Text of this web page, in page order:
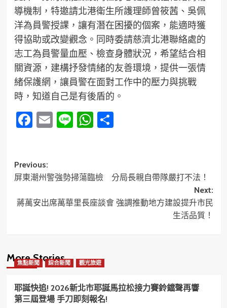
導機制，特邀請北港衛生所護理師曾筱茜、吳佩
洋為員警授課，讓有潛在困擾的個案，能適時獲
得協助或改變觀念。同時委請慈濟北港聯絡處的
志工為員警量血壓、檢查身體狀況，希望結合相
關資源，建構抒發情緒的友善環境，提供一張情
緒保護網，讓員警在面對工作中的壓力與挑戰
時，知道自己是有後盾的。
Facebook
Email
LineWhatsApp
分
Post
navigation
Previous:
屏東潮州警強勢掃蕩臨檢 分局長親自帶隊嚴打不法！
Next:
蔣萬安出席萬華里長座談會 強調推動地方建設提升市民
生活品質！
More Stories
焦點新聞 綜合新聞 觀光旅遊
耶誕快追! 2026新北市耶誕馬拉松接力賽鈴鐺聲再響
第三屆登場 手刀即刻報名!